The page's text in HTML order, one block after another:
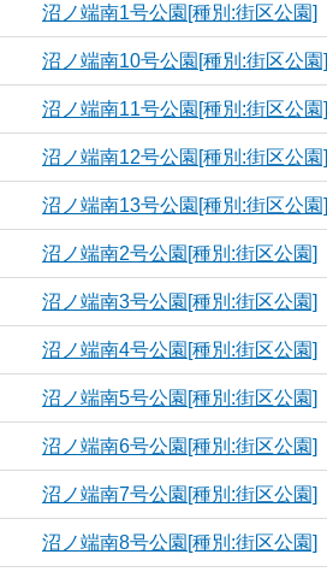
沼ノ端南1号公園[種別:街区公園]
沼ノ端南10号公園[種別:街区公園]
沼ノ端南11号公園[種別:街区公園]
沼ノ端南12号公園[種別:街区公園]
沼ノ端南13号公園[種別:街区公園]
沼ノ端南2号公園[種別:街区公園]
沼ノ端南3号公園[種別:街区公園]
沼ノ端南4号公園[種別:街区公園]
沼ノ端南5号公園[種別:街区公園]
沼ノ端南6号公園[種別:街区公園]
沼ノ端南7号公園[種別:街区公園]
沼ノ端南8号公園[種別:街区公園]